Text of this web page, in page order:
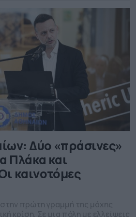
τα όρια της τοπικής
μια εθνική, μακροπρόθεσμη
Δύο «πράσινες»
Πλάκα και
καινοτόμες